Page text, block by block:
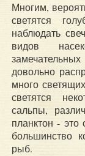
Многим,
светятся
наблюдать
видов
довольно
много
светятся
сальпы,
планктон - это
большинство
рыб.